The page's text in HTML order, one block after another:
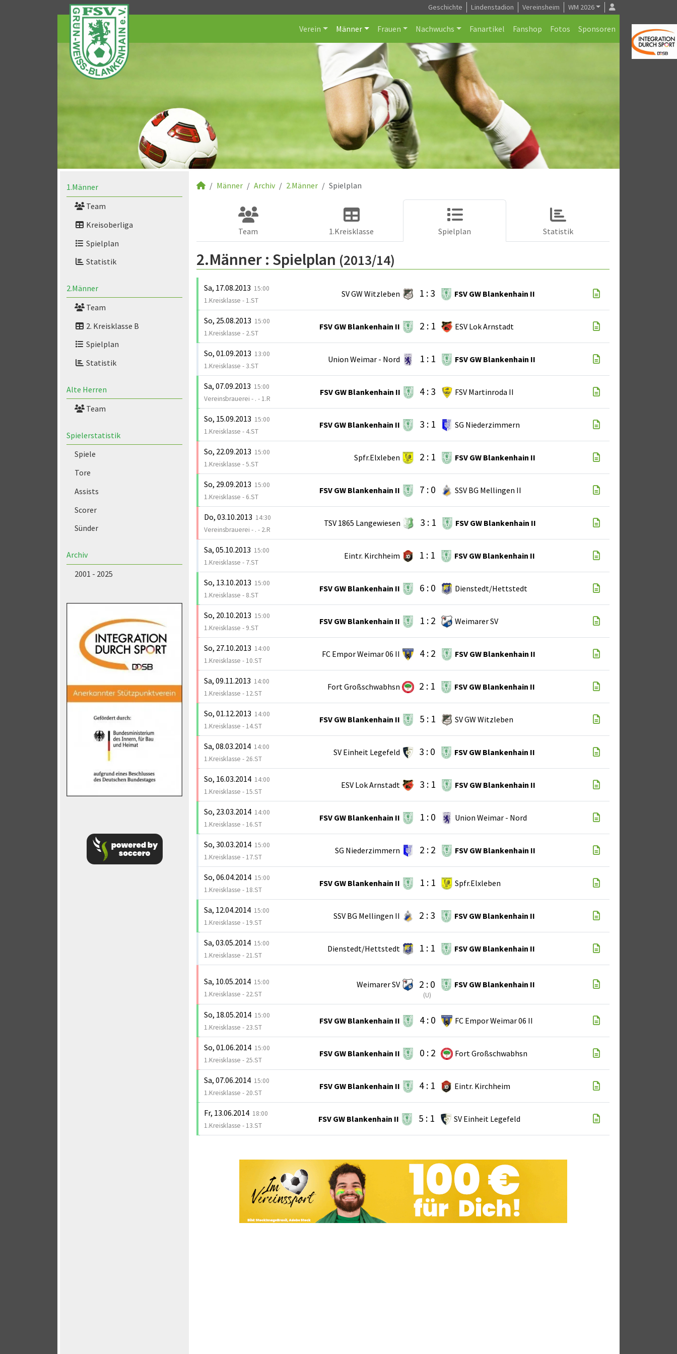
Geschichte Lindenstadion Vereinsheim WM 2026
Verein Männer Frauen Nachwuchs Fanartikel Fanshop Fotos Sponsoren
1.Männer
Team
Kreisoberliga
Spielplan
Statistik
2.Männer
Team
2. Kreisklasse B
Spielplan
Statistik
Alte Herren
Team
Spielerstatistik
Spiele
Tore
Assists
Scorer
Sünder
Archiv
2001 - 2025
Männer Archiv 2.Männer Spielplan
Team 1.Kreisklasse Spielplan Statistik
2.Männer : Spielplan (2013/14)
Sa, 17.08.2013 15:00
1.Kreisklasse - 1.ST
SV GW Witzleben 1 : 3 FSV GW Blankenhain II
So, 25.08.2013 15:00
1.Kreisklasse - 2.ST
FSV GW Blankenhain II 2 : 1 ESV Lok Arnstadt
So, 01.09.2013 13:00
1.Kreisklasse - 3.ST
Union Weimar - Nord 1 : 1 FSV GW Blankenhain II
Sa, 07.09.2013 15:00
Vereinsbrauerei - . - 1.R
FSV GW Blankenhain II 4 : 3 FSV Martinroda II
So, 15.09.2013 15:00
1.Kreisklasse - 4.ST
FSV GW Blankenhain II 3 : 1 SG Niederzimmern
So, 22.09.2013 15:00
1.Kreisklasse - 5.ST
Spfr.Elxleben 2 : 1 FSV GW Blankenhain II
So, 29.09.2013 15:00
1.Kreisklasse - 6.ST
FSV GW Blankenhain II 7 : 0 SSV BG Mellingen II
Do, 03.10.2013 14:30
Vereinsbrauerei - . - 2.R
TSV 1865 Langewiesen 3 : 1 FSV GW Blankenhain II
Sa, 05.10.2013 15:00
1.Kreisklasse - 7.ST
Eintr. Kirchheim 1 : 1 FSV GW Blankenhain II
So, 13.10.2013 15:00
1.Kreisklasse - 8.ST
FSV GW Blankenhain II 6 : 0 Dienstedt/Hettstedt
So, 20.10.2013 15:00
1.Kreisklasse - 9.ST
FSV GW Blankenhain II 1 : 2 Weimarer SV
So, 27.10.2013 14:00
1.Kreisklasse - 10.ST
FC Empor Weimar 06 II 4 : 2 FSV GW Blankenhain II
Sa, 09.11.2013 14:00
1.Kreisklasse - 12.ST
Fort Großschwabhsn 2 : 1 FSV GW Blankenhain II
So, 01.12.2013 14:00
1.Kreisklasse - 14.ST
FSV GW Blankenhain II 5 : 1 SV GW Witzleben
Sa, 08.03.2014 14:00
1.Kreisklasse - 26.ST
SV Einheit Legefeld 3 : 0 FSV GW Blankenhain II
So, 16.03.2014 14:00
1.Kreisklasse - 15.ST
ESV Lok Arnstadt 3 : 1 FSV GW Blankenhain II
So, 23.03.2014 14:00
1.Kreisklasse - 16.ST
FSV GW Blankenhain II 1 : 0 Union Weimar - Nord
So, 30.03.2014 15:00
1.Kreisklasse - 17.ST
SG Niederzimmern 2 : 2 FSV GW Blankenhain II
So, 06.04.2014 15:00
1.Kreisklasse - 18.ST
FSV GW Blankenhain II 1 : 1 Spfr.Elxleben
Sa, 12.04.2014 15:00
1.Kreisklasse - 19.ST
SSV BG Mellingen II 2 : 3 FSV GW Blankenhain II
Sa, 03.05.2014 15:00
1.Kreisklasse - 21.ST
Dienstedt/Hettstedt 1 : 1 FSV GW Blankenhain II
Sa, 10.05.2014 15:00
1.Kreisklasse - 22.ST
Weimarer SV 2 : 0
(U)
FSV GW Blankenhain II
So, 18.05.2014 15:00
1.Kreisklasse - 23.ST
FSV GW Blankenhain II 4 : 0 FC Empor Weimar 06 II
So, 01.06.2014 15:00
1.Kreisklasse - 25.ST
FSV GW Blankenhain II 0 : 2 Fort Großschwabhsn
Sa, 07.06.2014 15:00
1.Kreisklasse - 20.ST
FSV GW Blankenhain II 4 : 1 Eintr. Kirchheim
Fr, 13.06.2014 18:00
1.Kreisklasse - 13.ST
FSV GW Blankenhain II 5 : 1 SV Einheit Legefeld